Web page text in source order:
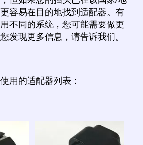
容易在目的地找到适配器。有
不同的系统，您可能需要做更
发现更多信息，请告诉我们。
用的适配器列表：